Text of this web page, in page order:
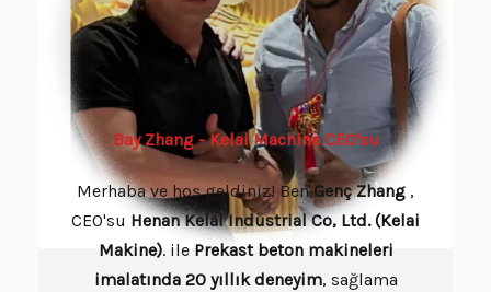
Bay Zhang - Kelai Machine CEO'su
Merhaba ve hoş geldiniz! BenGençZhang ,
CEO'su Henan Kelai Industrial Co, Ltd. (Kelai
Makine). ile Prekast beton makineleri
imalatında 20 yıllık deneyim, sağlama